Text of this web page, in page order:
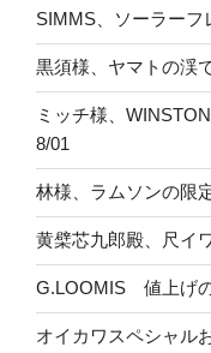
SIMMS、ソーラーフ
黒須様、ヤマトの渓
ミッチ様、
8/01
林様、ラムソンの限
黄檗芯九郎殿、尺イ
G.LOOMIS 値上げの
オイカワスペシャル